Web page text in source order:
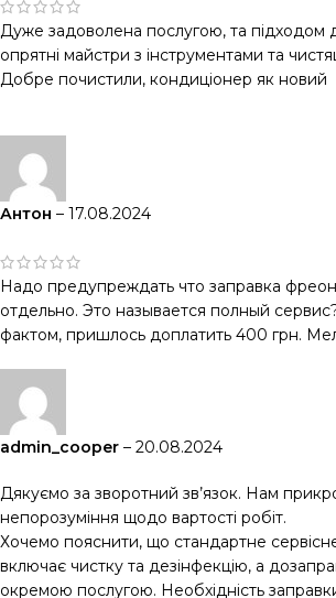
Дуже задоволена послугою, та підходом
опрятні майстри з інструментами та
Добре почистили, кондиціонер як новий
Антон – 17.08.2024
Надо предупреждать что заправка
отдельно. Это называется полный
фактом, пришлось доплатить 400 грн.
admin_cooper – 20.08.2024
Дякуємо за зворотний зв’язок. Нам
непорозуміння щодо вартості робіт.
Хочемо пояснити, що стандартне
включає чистку та дезінфекцію, а
окремою послугою. Необхідність